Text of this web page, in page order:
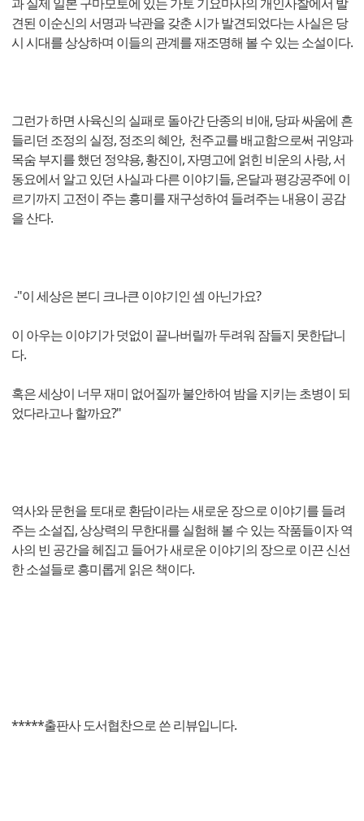
견된 이순신의 서명과 낙관을 갖춘 시가 발견되었다는 사실은 당
시 시대를 상상하며 이들의 관계를 재조명해 볼 수 있는 소설이다.
그런가 하면 사육신의 실패로 돌아간 단종의 비애, 당파 싸움에 흔
들리던 조정의 실정, 정조의 혜안, 천주교를 배교함으로써 귀양과
목숨 부지를 했던 정약용, 황진이, 자명고에 얽힌 비운의 사랑, 서
동요에서 알고 있던 사실과 다른 이야기들, 온달과 평강공주에 이
르기까지 고전이 주는 흥미를 재구성하여 들려주는 내용이 공감
을 산다.
-"이 세상은 본디 크나큰 이야기인 셈 아닌가요?
이 아우는 이야기가 덧없이 끝나버릴까 두려워 잠들지 못한답니
다.
혹은 세상이 너무 재미 없어질까 불안하여 밤을 지키는 초병이 되
었다라고나 할까요?"
역사와 문헌을 토대로 환담이라는 새로운 장으로 이야기를 들려
주는 소설집, 상상력의 무한대를 실험해 볼 수 있는 작품들이자 역
사의 빈 공간을 헤집고 들어가 새로운 이야기의 장으로 이끈 신선
한 소설들로 흥미롭게 읽은 책이다.
*****출판사 도서협찬으로 쓴 리뷰입니다.